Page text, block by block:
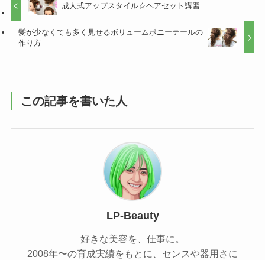
成人式アップスタイル☆ヘアセット講習
髪が少なくても多く見せるボリュームポニーテールの
作り方
この記事を書いた人
LP-Beauty
好きな美容を、仕事に。
2008年〜の育成実績をもとに、センスや器用さに